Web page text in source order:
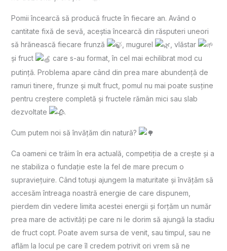
Pomii încearcă să producă fructe în fiecare an. Având o
cantitate fixă de sevă, aceștia încearcă din răsputeri uneori
să hrănească fiecare frunză
, mugurel
, vlăstar
și fruct
care s-au format, în cel mai echilibrat mod cu
putință. Problema apare când din prea mare abundență de
ramuri tinere, frunze și mult fruct, pomul nu mai poate susține
pentru creștere completă și fructele rămân mici sau slab
dezvoltate
.
Cum putem noi să învățăm din natură?
Ca oameni ce trăim în era actuală, competiția de a crește și a
ne stabiliza o fundație este la fel de mare precum o
supraviețuire. Când totuși ajungem la maturitate și învățăm să
accesăm întreaga noastră energie de care dispunem,
pierdem din vedere limita acestei energii și forțăm un număr
prea mare de activități pe care ni le dorim să ajungă la stadiu
de fruct copt. Poate avem sursa de venit, sau timpul, sau ne
aflăm la locul pe care îl credem potrivit ori vrem să ne